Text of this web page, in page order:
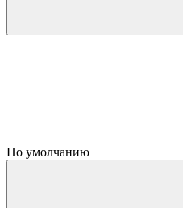
По умолчанию